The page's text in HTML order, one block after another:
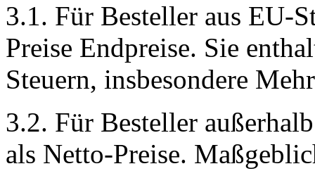
3.1. Für Besteller aus EU-
Preise Endpreise. Sie
Steuern, insbesondere
3.2. Für Besteller
als Netto-Preise.